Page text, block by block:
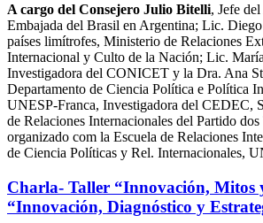
A cargo del Consejero Julio Bitelli, Jefe
Embajada del Brasil en Argentina; Lic.
países limítrofes, Ministerio de Relaciones
Internacional y Culto de la Nación; Lic.
Investigadora del CONICET y la Dra. Ana
Departamento de Ciencia Política e Política
UNESP-Franca, Investigadora del CEDEC,
de Relaciones Internacionales del Partido
organizado com la Escuela de Relaciones
de Ciencia Políticas y Rel. Internacionales,
Charla- Taller “Innovación, Mitos
“Innovación, Diagnóstico y